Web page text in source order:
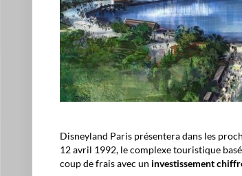
Disneyland Paris présentera dans les
12 avril 1992, le complexe touristique
coup de frais avec un investissement